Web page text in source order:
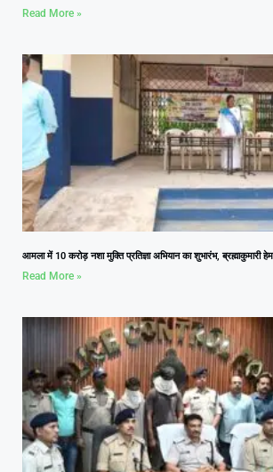
Read More »
आमला में 10 करोड़ नशा मुक्ति प्रतिज्ञा अभियान का शुभारंभ, ब्रह्माकुमारी
Read More »